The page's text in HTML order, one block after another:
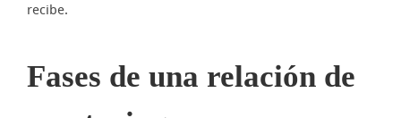
recibe.
Fases de una relación de